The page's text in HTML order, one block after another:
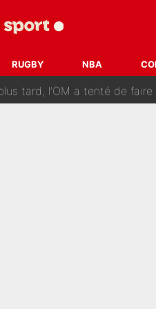
RUGBY NBA
de l’OM provoque de
Prix de Formule 1 à Paris :
de faire revenir le joueur qui